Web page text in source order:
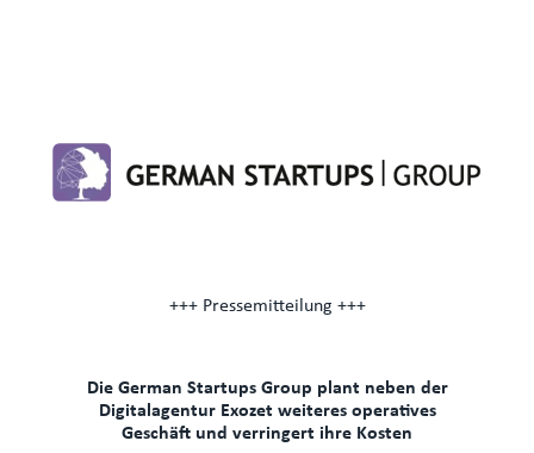
+++ Pressemitteilung +++
Die German Startups Group plant neben der
Digitalagentur Exozet weiteres operatives
Geschäft und verringert ihre Kosten